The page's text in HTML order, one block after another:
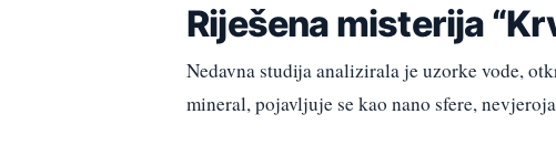
Riješena misterija
Nedavna studija analizirala je uzorke vode,
mineral, pojavljuje se kao nano sfere,